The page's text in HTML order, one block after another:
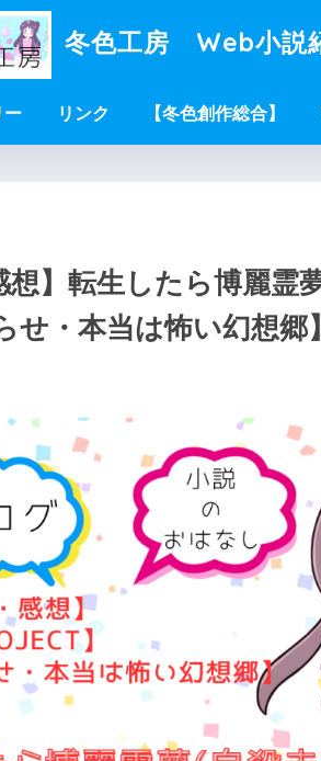
冬色工房 Web小説
ー リンク 【冬色創作総合】
想】転生したら博麗霊
せ・本当は怖い幻想郷】